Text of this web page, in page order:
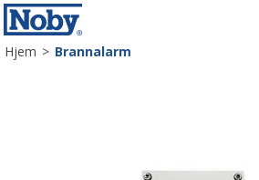
Hjem>Brannalarm